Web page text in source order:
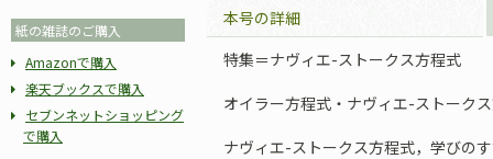
紙の雑誌のご購入
Amazonで購入
楽天ブックスで購入
セブンネットショッピング
で購入
本号の詳細
特集＝ナヴィエ-ストークス方程式
オイラー方程式・ナヴィエ-ストーク
ナヴィエ-ストークス方程式，学びの